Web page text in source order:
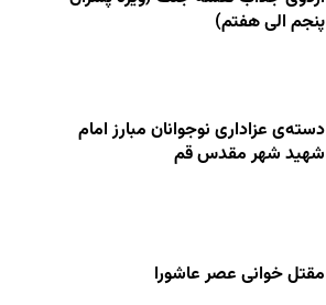
پنجم الی هفتم)
دسته‌ی عزاداری نوجوانان مبارز امام
شهید شهر مقدس قم
مقتل خوانی عصر عاشورا